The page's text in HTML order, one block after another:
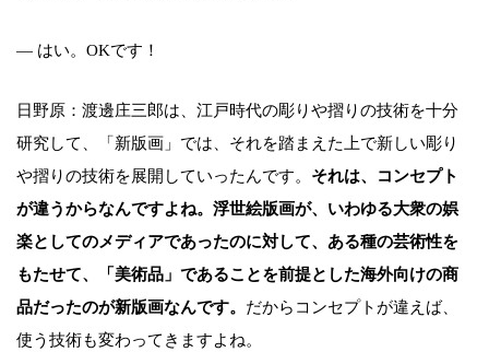
― はい。OKです！
日野原：渡邊庄三郎は、江戸時代の彫りや摺りの技術を十分
研究して、「新版画」では、それを踏まえた上で新しい彫り
や摺りの技術を展開していったんです。 それは、コンセプト
が違うからなんですよね。浮世絵版画が、いわゆる大衆の娯
楽としてのメディアであったのに対して、ある種の芸術性を
もたせて、「美術品」であることを前提とした海外向けの商
品だったのが新版画なんです。 だからコンセプトが違えば、
使う技術も変わってきますよね。